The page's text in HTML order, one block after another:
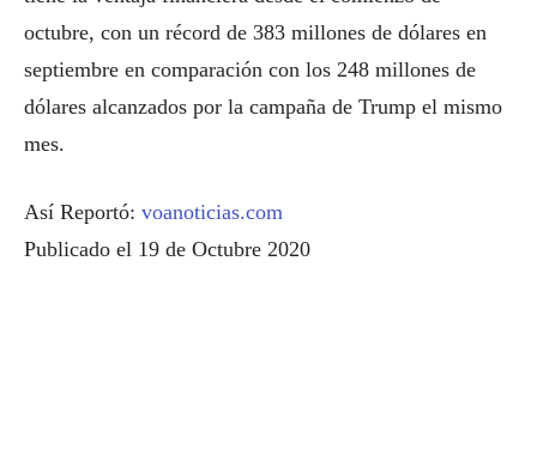
octubre, con un récord de 383 millones de dólares en
septiembre en comparación con los 248 millones de
dólares alcanzados por la campaña de Trump el mismo
mes.
Así Reportó: voanoticias.com
Publicado el 19 de Octubre 2020